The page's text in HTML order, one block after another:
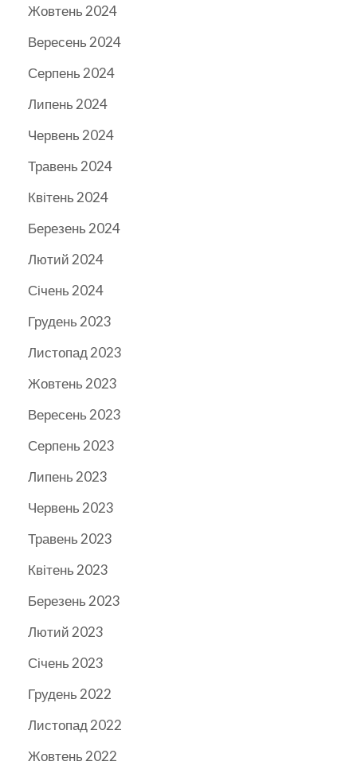
Жовтень 2024
Вересень 2024
Серпень 2024
Липень 2024
Червень 2024
Травень 2024
Квітень 2024
Березень 2024
Лютий 2024
Січень 2024
Грудень 2023
Листопад 2023
Жовтень 2023
Вересень 2023
Серпень 2023
Липень 2023
Червень 2023
Травень 2023
Квітень 2023
Березень 2023
Лютий 2023
Січень 2023
Грудень 2022
Листопад 2022
Жовтень 2022